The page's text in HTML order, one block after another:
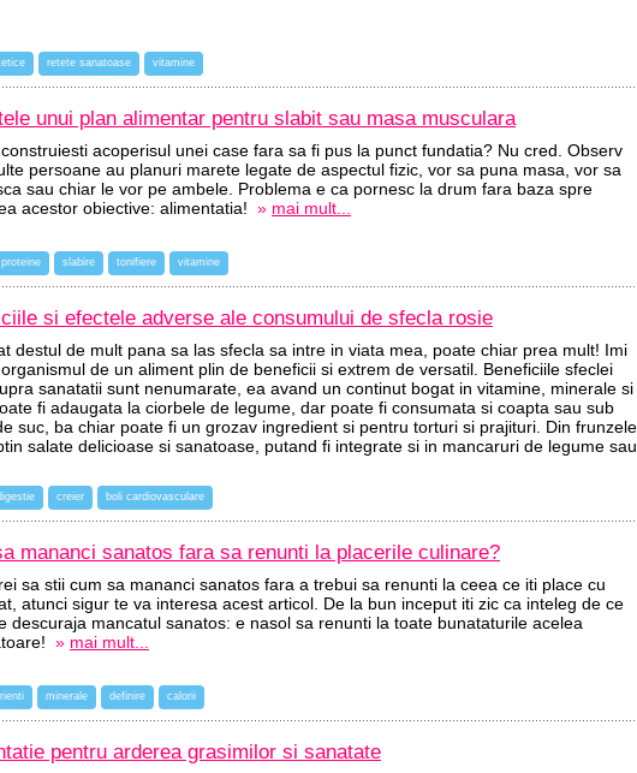
retete sanatoase vitamine
unui plan alimentar pentru slabit sau masa musculara
acoperisul unei case fara sa fi pus la punct fundatia? Nu cred. Observ
persoane au planuri marete legate de aspectul fizic, vor sa puna masa, vor sa
sau chiar le vor pe ambele. Problema e ca pornesc la drum fara baza spre
acestor obiective: alimentatia! » mai mult...
proteine slabire tonifiere vitamine
si efectele adverse ale consumului de sfecla rosie
destul de mult pana sa las sfecla sa intre in viata mea, poate chiar prea mult! Imi
de un aliment plin de beneficii si extrem de versatil. Beneficiile sfeclei
sanatatii sunt nenumarate, ea avand un continut bogat in vitamine, minerale si
fi adaugata la ciorbele de legume, dar poate fi consumata si coapta sau sub
suc, ba chiar poate fi un grozav ingredient si pentru torturi si prajituri. Din frunzele
salate delicioase si sanatoase, putand fi integrate si in mancaruri de legume sau
creier boli cardiovasculare
mananci sanatos fara sa renunti la placerile culinare?
sa stii cum sa mananci sanatos fara a trebui sa renunti la ceea ce iti place cu
atunci sigur te va interesa acest articol. De la bun inceput iti zic ca inteleg de ce
descuraja mancatul sanatos: e nasol sa renunti la toate bunataturile acelea
» mai mult...
minerale definire calorii
pentru arderea grasimilor si sanatate